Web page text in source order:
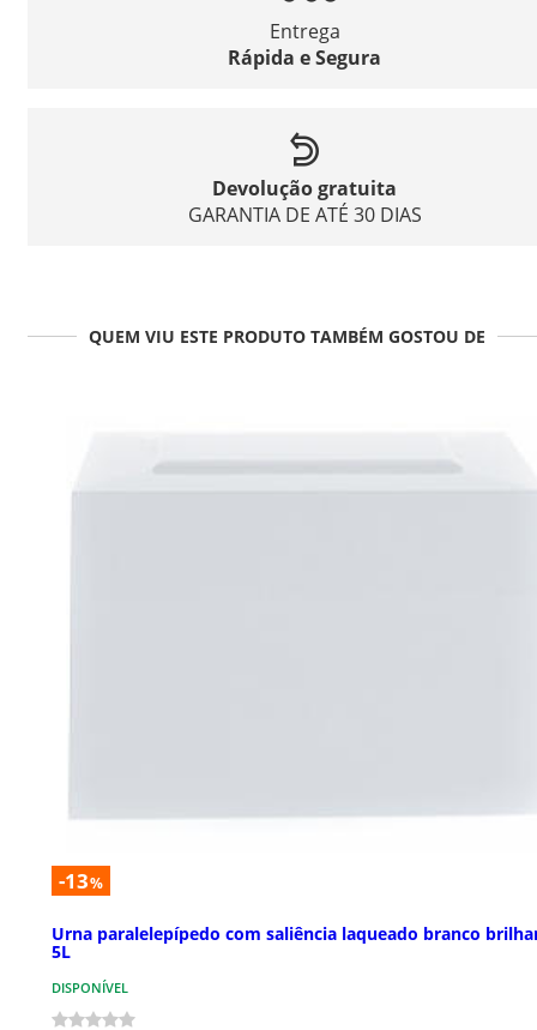
Entrega
Rápida e Segura
Devolução gratuita
GARANTIA DE ATÉ 30 DIAS
QUEM VIU ESTE PRODUTO TAMBÉM GOSTOU DE
-13%
Urna paralelepípedo com saliência laqueado branco
5L
DISPONÍVEL